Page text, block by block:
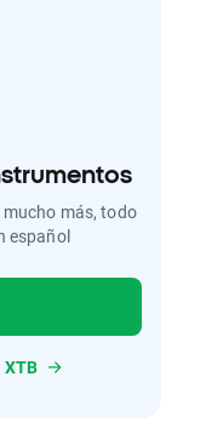
mucho más, todo
español